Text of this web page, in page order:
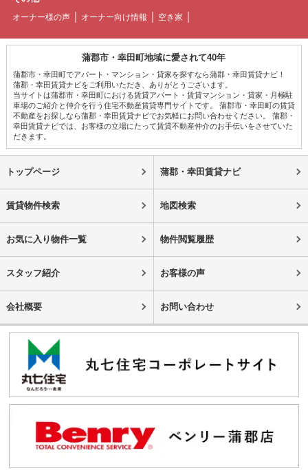
オーナー様の声 オーナー向け情報 空き家
蒲郡市・幸田町地域に愛されて40年
蒲郡市・幸田町でアパート・マンション・貸家を探すなら蒲郡・幸田賃貸ナビ！
蒲郡・幸田賃貸ナビをご利用いただき、ありがとうございます。
当サイトは蒲郡市・幸田町における賃貸アパート・賃貸マンション・貸家・月極駐
車場のご紹介と仲介を行う住宅不動産賃貸専門サイトです。 蒲郡市・幸田町の賃貸
不動産をお探しなら蒲郡・幸田賃貸ナビでお気軽にお問い合わせください。 蒲郡・
幸田賃貸ナビでは、お客様の立場にたって賃貸不動産仲介のお手伝いをさせていた
だきます。
トップページ 蒲郡・幸田賃貸ナビ
賃貸物件検索 地図検索
お気に入り物件一覧 物件閲覧履歴
スタッフ紹介 お客様の声
会社概要 お問い合わせ